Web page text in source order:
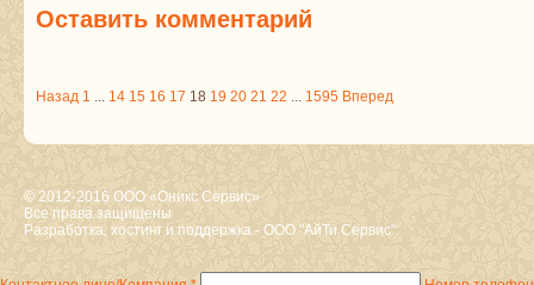
Оставить комментарий
Назад 1 ... 14 15 16 17 18 19 20 21 22 ... 1595 Вперед
© 2012-2016 ООО «Оникс Сервис»
Все права защищены
Разработка, хостинг и поддержка - ООО "АйТи Сервис".